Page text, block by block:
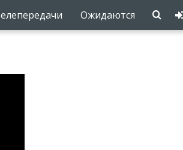
Ожидаются